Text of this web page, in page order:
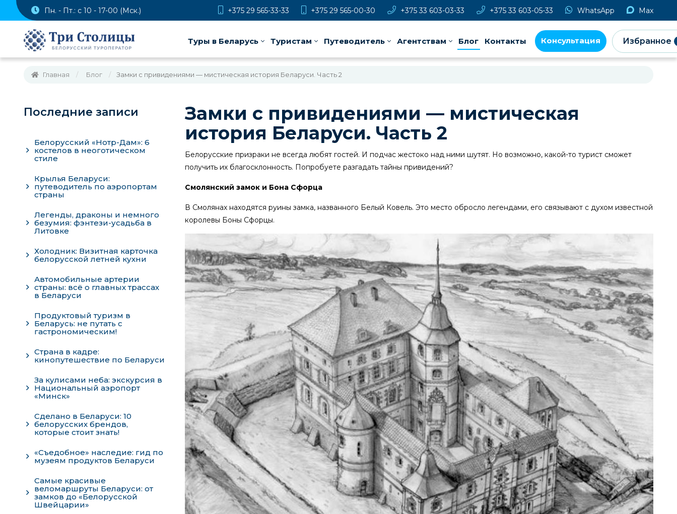
Пн. - Пт.: с 10 - 17-00 (Мск.) +375 29 565-33-33 +375 29 565-00-30 +375 33 603-03-33 +375 33 603-05-33 WhatsApp Max
Туры в Беларусь Туристам Путеводитель Агентствам Блог Контакты Консультация Избранное
Главная Блог Замки с привидениями — мистическая история Беларуси. Часть 2
Последние записи
Белорусский «Нотр-Дам»: 6
костелов в неоготическом
стиле
Крылья Беларуси:
путеводитель по аэропортам
страны
Легенды, драконы и немного
безумия: фэнтези-усадьба в
Литовке
Холодник: Визитная карточка
белорусской летней кухни
Автомобильные артерии
страны: всё о главных трассах
в Беларуси
Продуктовый туризм в
Беларусь: не путать с
гастрономическим!
Страна в кадре:
кинопутешествие по Беларуси
За кулисами неба: экскурсия в
Национальный аэропорт
«Минск»
Сделано в Беларуси: 10
белорусских брендов,
которые стоит знать!
«Съедобное» наследие: гид по
музеям продуктов Беларуси
Самые красивые
веломаршруты Беларуси: от
замков до «Белорусской
Швейцарии»
Замки с привидениями — мистическая
история Беларуси. Часть 2
Белорусские призраки не всегда любят гостей. И подчас жестоко над ними шутят. Но возможно, какой-то турист сможет
получить их благосклонность. Попробуете разгадать тайны привидений?
Смолянский замок и Бона Сфорца
В Смолянах находятся руины замка, названного Белый Ковель. Это место обросло легендами, его связывают с духом известной
королевы Боны Сфорцы.